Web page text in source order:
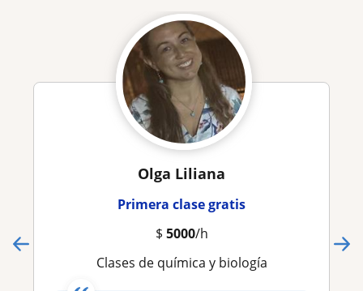
Olga Liliana
Primera clase gratis
$ 5000/h
Clases de química y biología